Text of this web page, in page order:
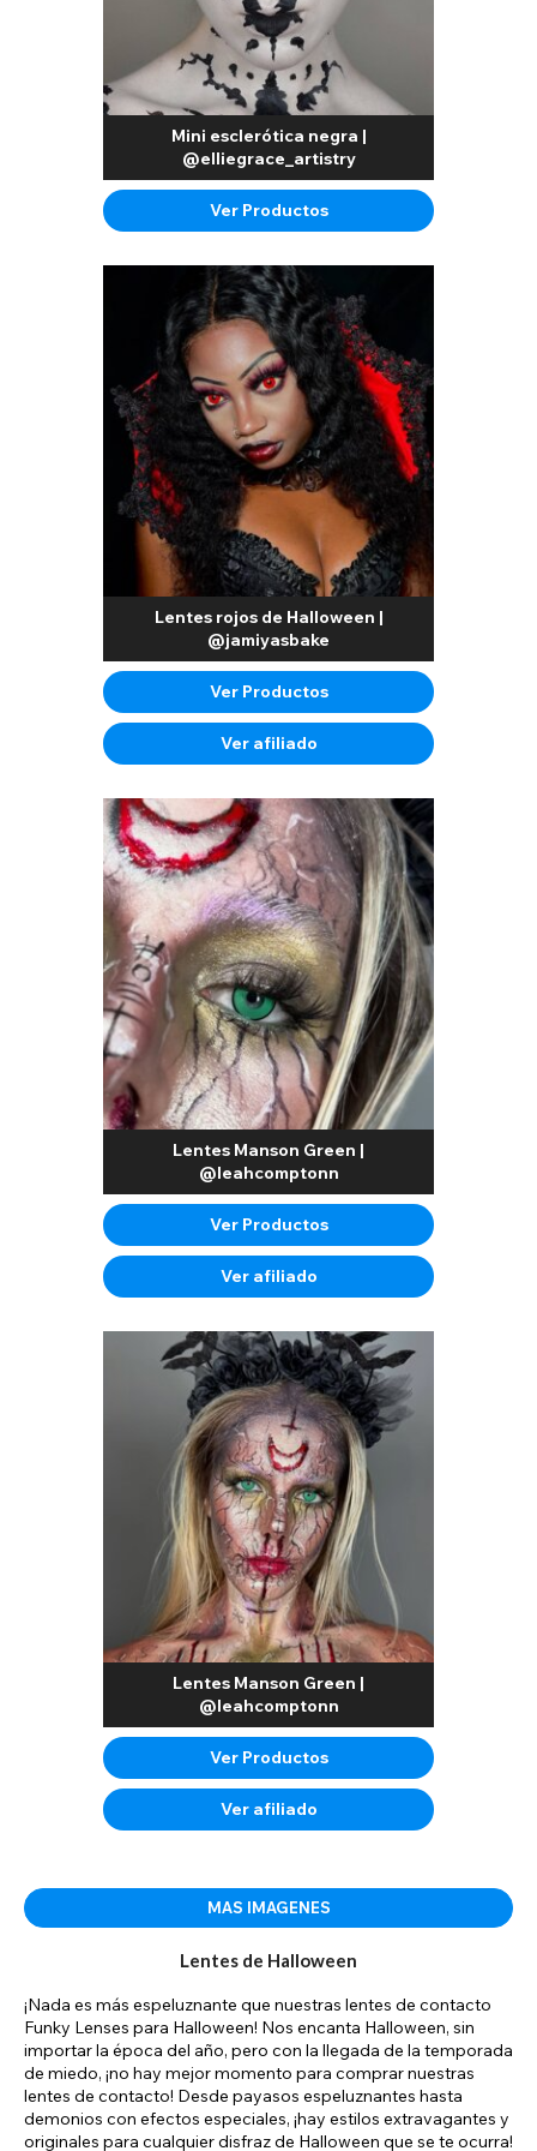
Mini esclerótica negra |
@elliegrace_artistry
Ver Productos
Lentes rojos de Halloween |
@jamiyasbake
Ver Productos
Ver afiliado
Lentes Manson Green |
@leahcomptonn
Ver Productos
Ver afiliado
Lentes Manson Green |
@leahcomptonn
Ver Productos
Ver afiliado
MAS IMAGENES
Lentes de Halloween
¡Nada es más espeluznante que nuestras lentes de contacto
Funky Lenses para Halloween! Nos encanta Halloween, sin
importar la época del año, pero con la llegada de la temporada
de miedo, ¡no hay mejor momento para comprar nuestras
lentes de contacto! Desde payasos espeluznantes hasta
demonios con efectos especiales, ¡hay estilos extravagantes y
originales para cualquier disfraz de Halloween que se te ocurra!